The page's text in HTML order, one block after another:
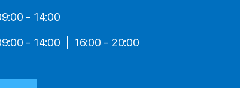
- 14:00
- 14:00 16:00 - 20:00